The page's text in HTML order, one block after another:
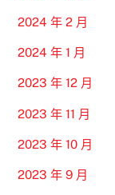
2024 年 2 月
2024 年 1 月
2023 年 12 月
2023 年 11 月
2023 年 10 月
2023 年 9 月